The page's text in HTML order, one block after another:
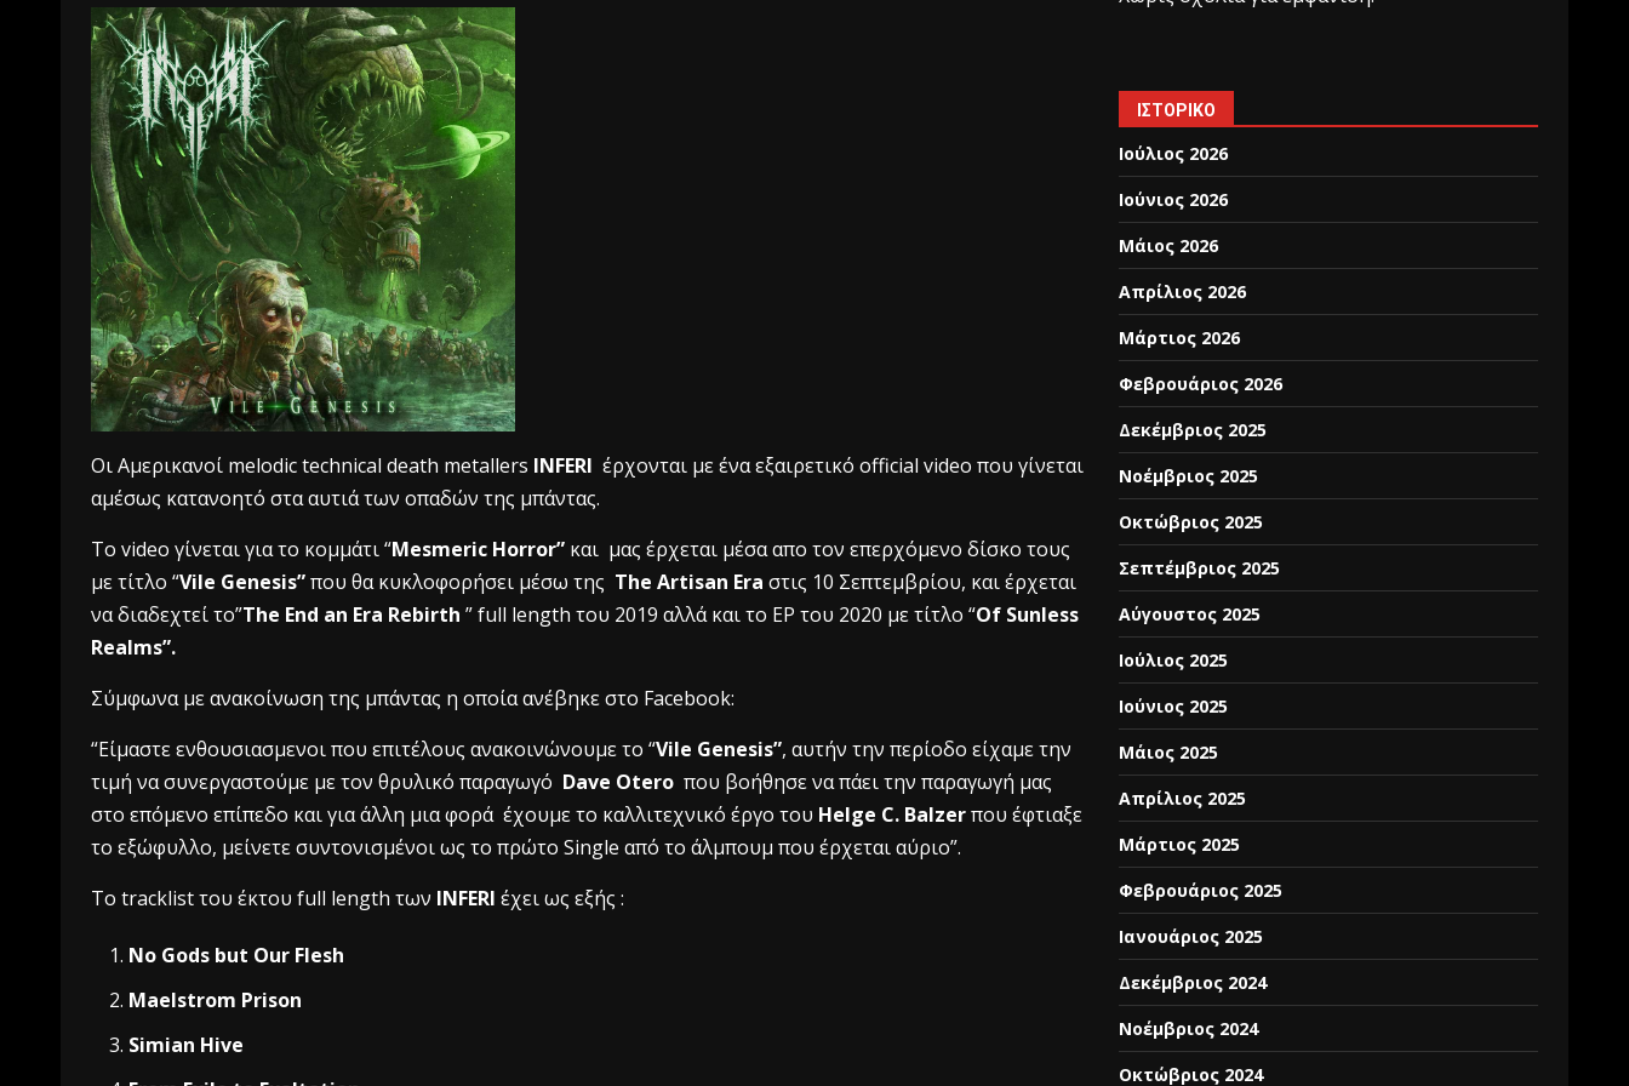
Οι Αμερικανοί melodic technical death metallers INFERI έρχονται με ένα εξαιρετικό οfficial video που γίνεται
αμέσως κατανοητό στα αυτιά των οπαδών της μπάντας.
Tο video γίνεται για το κομμάτι “Mesmeric Horror” και μας έρχεται μέσα απο τον επερχόμενο δίσκο τους
με τίτλο “Vile Genesis”που θα κυκλοφορήσει μέσω της The Artisan Era στις 10 Σεπτεμβρίου, και έρχεται
να διαδεχτεί το”The End an Era Rebirth ” full length του 2019 αλλά και το EP του 2020 με τίτλο “Of Sunless
Realms”.
Σύμφωνα με ανακοίνωση της μπάντας η οποία ανέβηκε στο Facebook:
“Είμαστε ενθουσιασμενοι που επιτέλους ανακοινώνουμε το “Vile Genesis”, αυτήν την περίοδο είχαμε την
τιμή να συνεργαστούμε με τον θρυλικό παραγωγό Dave Otero που βοήθησε να πάει την παραγωγή μας
στο επόμενο επίπεδο και για άλλη μια φορά έχουμε το καλλιτεχνικό έργο του Helge C. Balzerπου έφτιαξε
το εξώφυλλο, μείνετε συντονισμένοι ως το πρώτο Single από το άλμπουμ που έρχεται αύριο”.
Το tracklist του έκτου full length των INFERI έχει ως εξής :
No Gods but Our Flesh
Maelstrom Prison
Simian Hive
ΙΣΤΟΡΙΚΌ
Ιούλιος 2026
Ιούνιος 2026
Μάιος 2026
Απρίλιος 2026
Μάρτιος 2026
Φεβρουάριος 2026
Δεκέμβριος 2025
Νοέμβριος 2025
Οκτώβριος 2025
Σεπτέμβριος 2025
Αύγουστος 2025
Ιούλιος 2025
Ιούνιος 2025
Μάιος 2025
Απρίλιος 2025
Μάρτιος 2025
Φεβρουάριος 2025
Ιανουάριος 2025
Δεκέμβριος 2024
Νοέμβριος 2024
Οκτώβριος 2024